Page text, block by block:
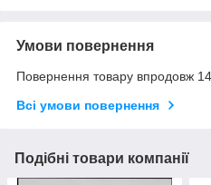
Умови повернення
Повернення товару впродовж
Всі умови повернення
Подібні товари компанії